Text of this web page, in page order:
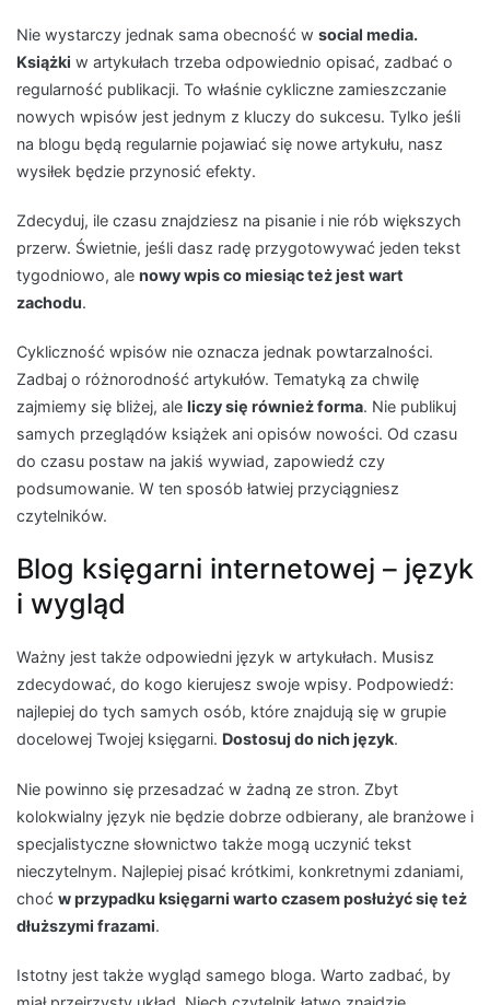
Nie wystarczy jednak sama obecność w social media.
Książki w artykułach trzeba odpowiednio opisać, zadbać o
regularność publikacji. To właśnie cykliczne zamieszczanie
nowych wpisów jest jednym z kluczy do sukcesu. Tylko jeśli
na blogu będą regularnie pojawiać się nowe artykułu, nasz
wysiłek będzie przynosić efekty.
Zdecyduj, ile czasu znajdziesz na pisanie i nie rób większych
przerw. Świetnie, jeśli dasz radę przygotowywać jeden tekst
tygodniowo, ale nowy wpis co miesiąc też jest wart
zachodu.
Cykliczność wpisów nie oznacza jednak powtarzalności.
Zadbaj o różnorodność artykułów. Tematyką za chwilę
zajmiemy się bliżej, ale liczy się również forma. Nie publikuj
samych przeglądów książek ani opisów nowości. Od czasu
do czasu postaw na jakiś wywiad, zapowiedź czy
podsumowanie. W ten sposób łatwiej przyciągniesz
czytelników.
Blog księgarni internetowej – język
i wygląd
Ważny jest także odpowiedni język w artykułach. Musisz
zdecydować, do kogo kierujesz swoje wpisy. Podpowiedź:
najlepiej do tych samych osób, które znajdują się w grupie
docelowej Twojej księgarni. Dostosuj do nich język.
Nie powinno się przesadzać w żadną ze stron. Zbyt
kolokwialny język nie będzie dobrze odbierany, ale branżowe i
specjalistyczne słownictwo także mogą uczynić tekst
nieczytelnym. Najlepiej pisać krótkimi, konkretnymi zdaniami,
choć w przypadku księgarni warto czasem posłużyć się też
dłuższymi frazami.
Istotny jest także wygląd samego bloga. Warto zadbać, by